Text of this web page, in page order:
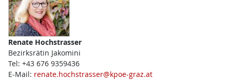
Renate Hochstrasser
Bezirksrätin Jakomini
Tel: +43 676 9359436
E-Mail: renate.hochstrasser@kpoe-graz.at